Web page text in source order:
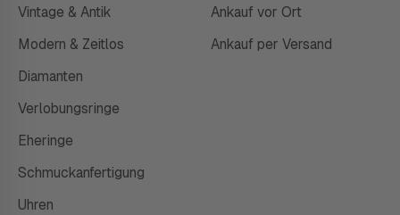
Vintage & Antik
Modern & Zeitlos
Diamanten
Verlobungsringe
Eheringe
Schmuckanfertigung
Uhren
Ankauf vor Ort
Ankauf per Versand